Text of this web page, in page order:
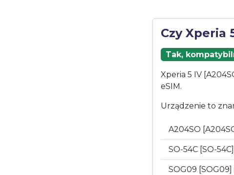
Czy Xperia
Tak,
Xperia 5 IV
eSIM.
Urządzenie to
A204SO
SO-54C [SO-54C]
SOG09 [SOG09]